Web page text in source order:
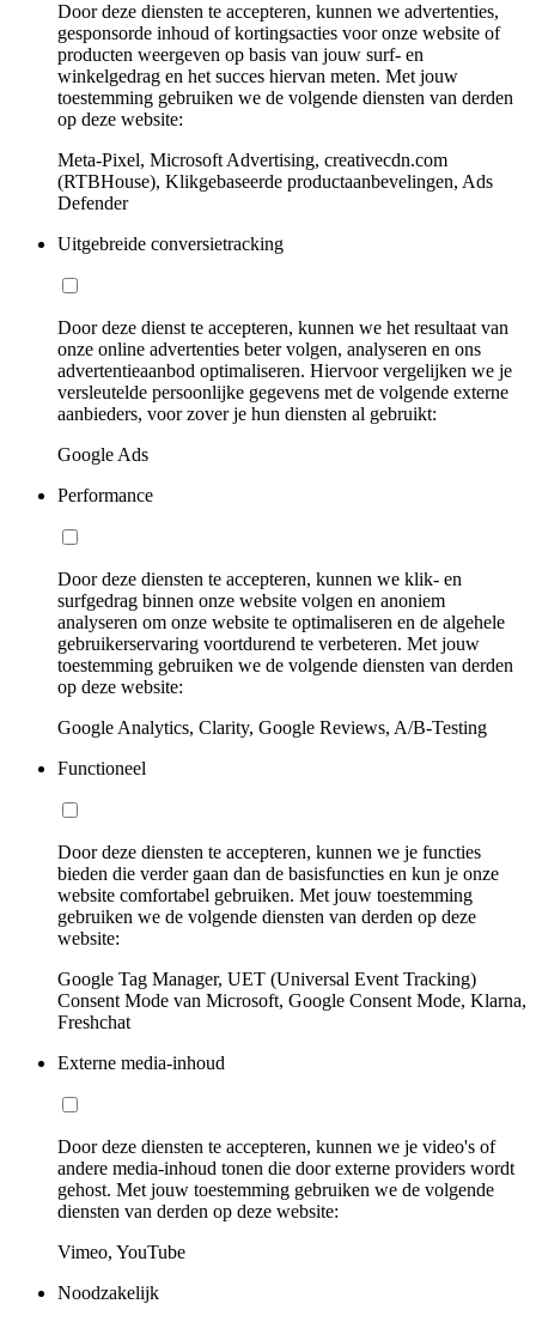
Door deze diensten te accepteren, kunnen we advertenties,
gesponsorde inhoud of kortingsacties voor onze website of
producten weergeven op basis van jouw surf- en
winkelgedrag en het succes hiervan meten. Met jouw
toestemming gebruiken we de volgende diensten van derden
op deze website:
Meta-Pixel, Microsoft Advertising, creativecdn.com
(RTBHouse), Klikgebaseerde productaanbevelingen, Ads
Defender
Uitgebreide conversietracking
Door deze dienst te accepteren, kunnen we het resultaat van
onze online advertenties beter volgen, analyseren en ons
advertentieaanbod optimaliseren. Hiervoor vergelijken we je
versleutelde persoonlijke gegevens met de volgende externe
aanbieders, voor zover je hun diensten al gebruikt:
Google Ads
Performance
Door deze diensten te accepteren, kunnen we klik- en
surfgedrag binnen onze website volgen en anoniem
analyseren om onze website te optimaliseren en de algehele
gebruikerservaring voortdurend te verbeteren. Met jouw
toestemming gebruiken we de volgende diensten van derden
op deze website:
Google Analytics, Clarity, Google Reviews, A/B-Testing
Functioneel
Door deze diensten te accepteren, kunnen we je functies
bieden die verder gaan dan de basisfuncties en kun je onze
website comfortabel gebruiken. Met jouw toestemming
gebruiken we de volgende diensten van derden op deze
website:
Google Tag Manager, UET (Universal Event Tracking)
Consent Mode van Microsoft, Google Consent Mode, Klarna,
Freshchat
Externe media-inhoud
Door deze diensten te accepteren, kunnen we je video's of
andere media-inhoud tonen die door externe providers wordt
gehost. Met jouw toestemming gebruiken we de volgende
diensten van derden op deze website:
Vimeo, YouTube
Noodzakelijk